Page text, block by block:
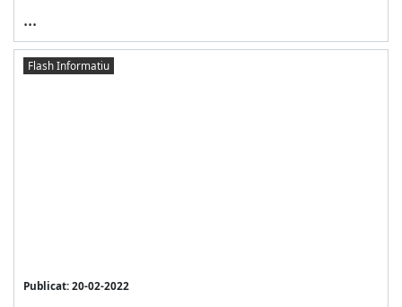
...
Flash Informatiu
Publicat: 20-02-2022